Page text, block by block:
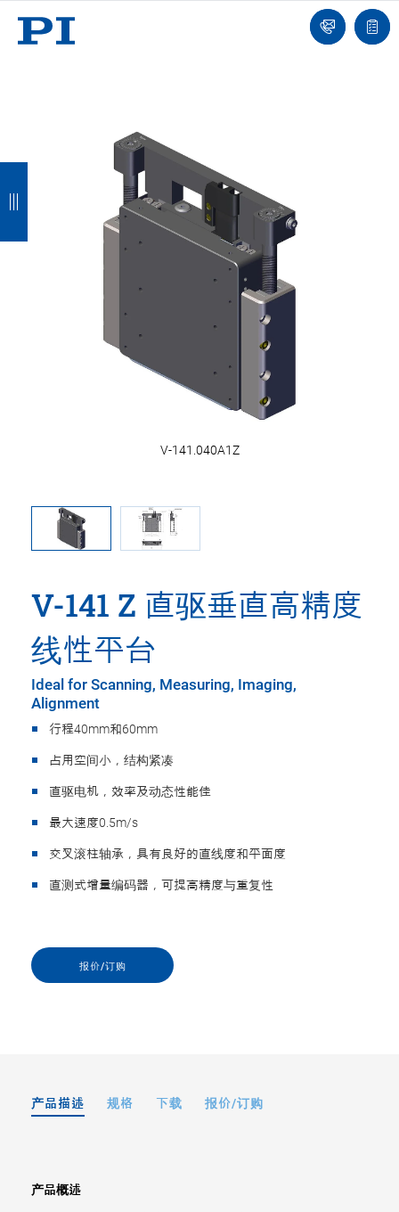
联
系
报
价
们
V-141 Z 直驱垂直高精度
线性平台
Ideal for Scanning, Measuring, Imaging,
Alignment
行程40mm和60mm
占用空间小，结构紧凑
直驱电机，效率及动态性能佳
最大速度0.5m/s
交叉滚柱轴承，具有良好的直线度和平面度
直测式增量编码器，可提高精度与重复性
报价/订购
V-141.040A1Z
产品描述 规格 下载 报价/订购
产品概述